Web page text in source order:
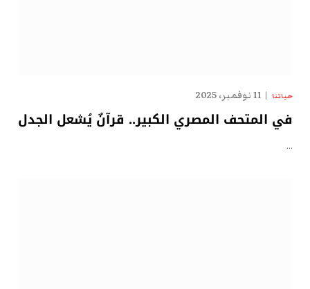
حياتنا 11 نوفمبر، 2025
في المتحف المصري الكبير.. قرآنٌ يُشعل الجدل
…